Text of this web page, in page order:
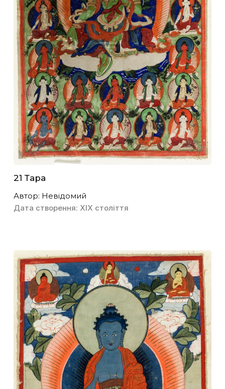
21 Тара
Автор: Невідомий
Дата створення: ХІХ століття